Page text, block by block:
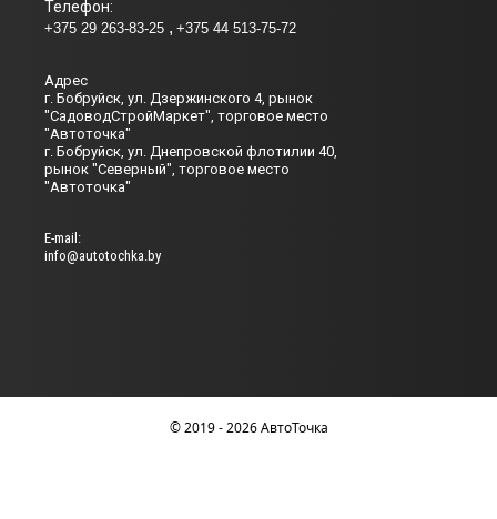
Телефон:
+375 29 263-83-25 +375 44 513-75-72
Адрес
г. Бобруйск, ул. Дзержинского 4, рынок
"СадоводСтройМаркет", торговое место
"Автоточка"
г. Бобруйск, ул. Днепровской флотилии 40,
рынок "Северный", торговое место
"Автоточка"
Е-mail:
info@autotochka.by
© 2019 - 2026 АвтоТочка